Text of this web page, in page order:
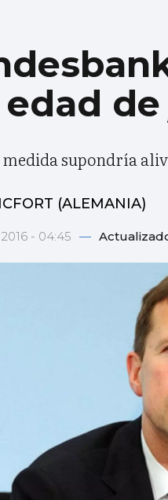
supondría
(ALEMANIA)
- 04:45 —